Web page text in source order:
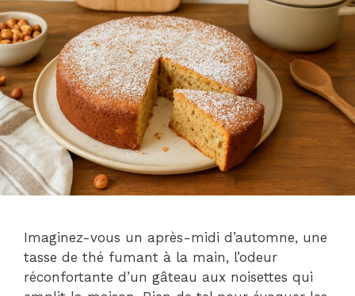
Imaginez-vous un après-midi d’automne, une
tasse de thé fumant à la main, l’odeur
réconfortante d’un gâteau aux noisettes qui